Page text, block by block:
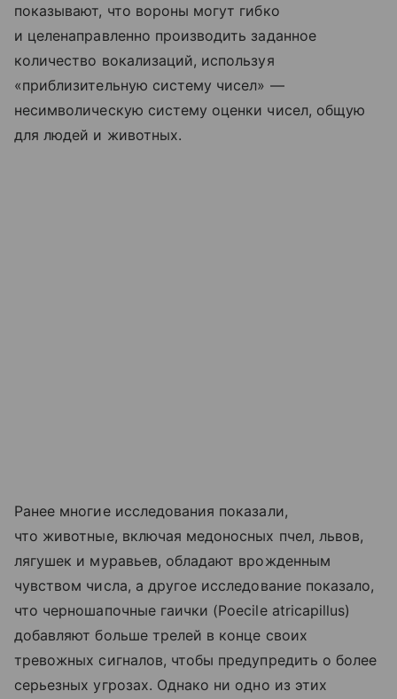
показывают, что вороны могут гибко
и целенаправленно производить заданное
количество вокализаций, используя
«приблизительную систему чисел» —
несимволическую систему оценки чисел, общую
для людей и животных.
Ранее многие исследования показали,
что животные, включая медоносных пчел, львов,
лягушек и муравьев, обладают врожденным
чувством числа, а другое исследование показало,
что черношапочные гаички (Poecile atricapillus)
добавляют больше трелей в конце своих
тревожных сигналов, чтобы предупредить о более
серьезных угрозах. Однако ни одно из этих